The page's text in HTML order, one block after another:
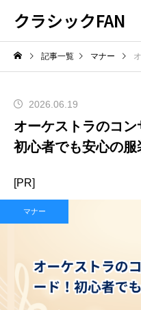
クラシックFAN
記事一覧 マナー オ
2026.06.19
オーケストラのコン
初心者でも安心の服
[PR]
マナー